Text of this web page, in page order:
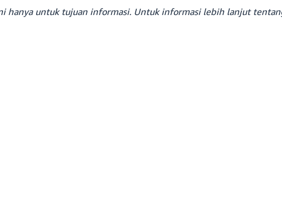
hanya untuk tujuan informasi. Untuk informasi lebih lanjut